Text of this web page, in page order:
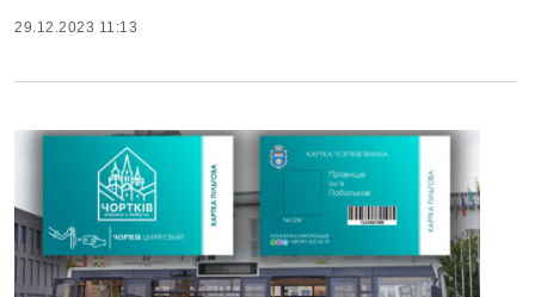
29.12.2023 11:13